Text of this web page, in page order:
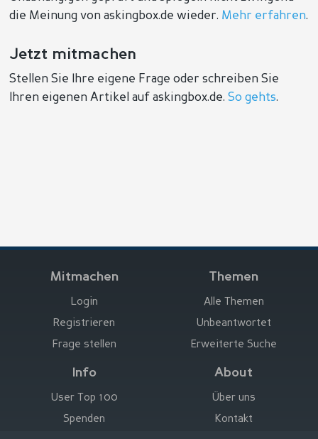
die Meinung von askingbox.de wieder. Mehr erfahren.
Jetzt mitmachen
Stellen Sie Ihre eigene Frage oder schreiben Sie
Ihren eigenen Artikel auf askingbox.de.So gehts.
Mitmachen
Login
Registrieren
Frage stellen
Themen
Alle Themen
Unbeantwortet
Erweiterte Suche
Info
User Top 100
Spenden
About
Über uns
Kontakt